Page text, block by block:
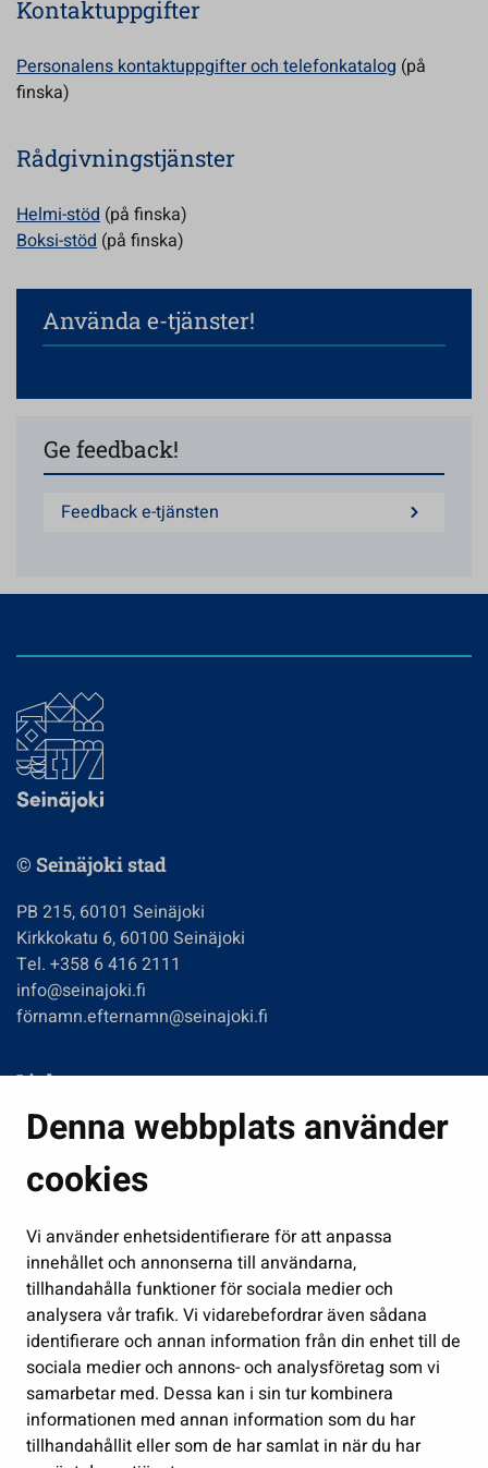
Denna webbplats använder
cookies
Vi använder enhetsidentifierare för att anpassa
innehållet och annonserna till användarna,
tillhandahålla funktioner för sociala medier och
analysera vår trafik. Vi vidarebefordrar även sådana
identifierare och annan information från din enhet till de
sociala medier och annons- och analysföretag som vi
samarbetar med. Dessa kan i sin tur kombinera
informationen med annan information som du har
tillhandahållit eller som de har samlat in när du har
Kontaktuppgifter
Personalens kontaktuppgifter och telefonkatalog (på
finska)
Rådgivningstjänster
Helmi-stöd (på finska)
Boksi-stöd (på finska)
Använda e-tjänster!
Ge feedback!
Feedback e-tjänsten
© Seinäjoki stad
PB 215, 60101 Seinäjoki
Kirkkokatu 6, 60100 Seinäjoki
Tel. +358 6 416 2111
info@seinajoki.fi
förnamn.efternamn@seinajoki.fi
Links
Boende och miljö
Fostran och utbildning
Förvaltning
Jobb och företagsamhet
Delta och sköt ärenden
Show my cookie settings
Follow us